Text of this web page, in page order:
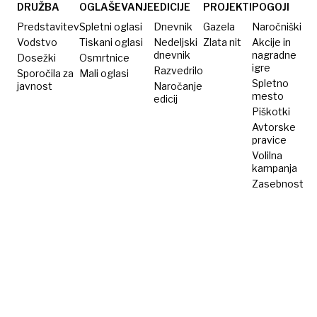
trikotnik
DRUŽBA
Predstavitev
Vodstvo
Dosežki
Sporočila za
javnost
OGLAŠEVANJE
Spletni oglasi
Tiskani oglasi
Osmrtnice
Mali oglasi
EDICIJE
Dnevnik
Nedeljski
dnevnik
Razvedrilo
Naročanje
edicij
PROJEKTI
Gazela
Zlata nit
POGOJI
Naročniški
Akcije in
nagradne
igre
Spletno
mesto
Piškotki
Avtorske
pravice
Volilna
kampanja
Zasebnost